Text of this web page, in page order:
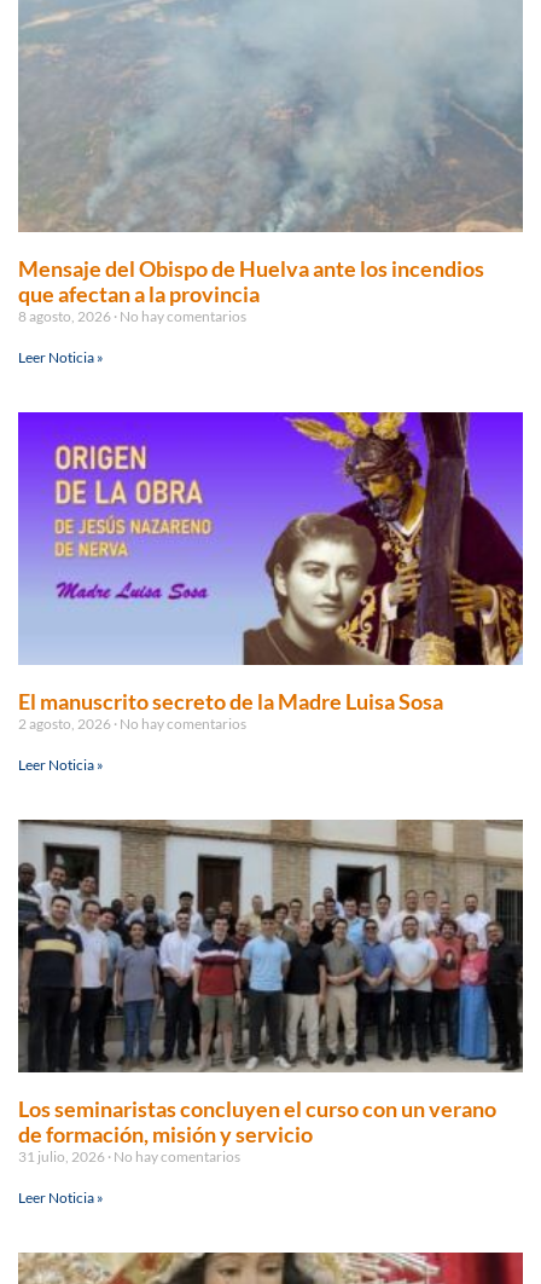
Mensaje del Obispo de Huelva ante los incendios
que afectan a la provincia
8 agosto, 2026 No hay comentarios
Leer Noticia »
El manuscrito secreto de la Madre Luisa Sosa
2 agosto, 2026 No hay comentarios
Leer Noticia »
Los seminaristas concluyen el curso con un verano
de formación, misión y servicio
31 julio, 2026 No hay comentarios
Leer Noticia »